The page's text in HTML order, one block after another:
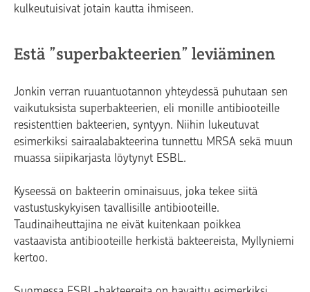
kulkeutuisivat jotain kautta ihmiseen.
Estä ”superbakteerien” leviäminen
Jonkin verran ruuantuotannon yhteydessä puhutaan sen
vaikutuksista superbakteerien, eli monille antibiooteille
resistenttien bakteerien, syntyyn. Niihin lukeutuvat
esimerkiksi sairaalabakteerina tunnettu MRSA sekä muun
muassa siipikarjasta löytynyt ESBL.
Kyseessä on bakteerin ominaisuus, joka tekee siitä
vastustuskykyisen tavallisille antibiooteille.
Taudinaiheuttajina ne eivät kuitenkaan poikkea
vastaavista antibiooteille herkistä bakteereista, Myllyniemi
kertoo.